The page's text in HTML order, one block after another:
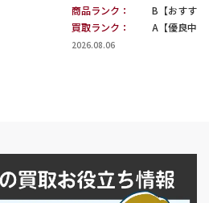
商品ランク：
B【おすすめ
買取ランク：
A【優良中古
2026.08.06